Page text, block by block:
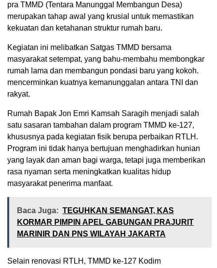
pra TMMD (Tentara Manunggal Membangun Desa)
merupakan tahap awal yang krusial untuk memastikan
kekuatan dan ketahanan struktur rumah baru.
Kegiatan ini melibatkan Satgas TMMD bersama
masyarakat setempat, yang bahu-membahu membongkar
rumah lama dan membangun pondasi baru yang kokoh.
mencerminkan kuatnya kemanunggalan antara TNI dan
rakyat.
Rumah Bapak Jon Emri Kamsah Saragih menjadi salah
satu sasaran tambahan dalam program TMMD ke-127,
khususnya pada kegiatan fisik berupa perbaikan RTLH.
Program ini tidak hanya bertujuan menghadirkan hunian
yang layak dan aman bagi warga, tetapi juga memberikan
rasa nyaman serta meningkatkan kualitas hidup
masyarakat penerima manfaat.
Baca Juga: TEGUHKAN SEMANGAT, KAS
KORMAR PIMPIN APEL GABUNGAN PRAJURIT
MARINIR DAN PNS WILAYAH JAKARTA
Selain renovasi RTLH, TMMD ke-127 Kodim